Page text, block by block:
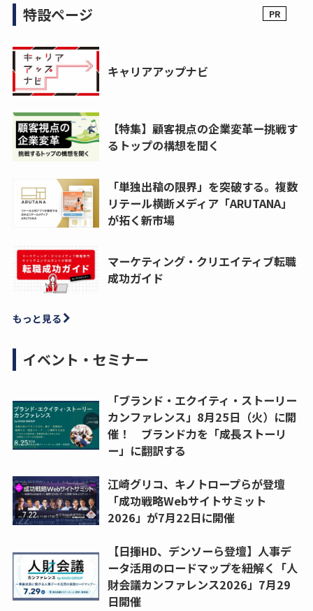
特設ページ
キャリアアップナビ
【特集】顧客視点の企業変革ー挑戦す
るトップの構想を聞く
「単独出稿の限界」を突破する。複数
リテール横断メディア「ARUTANA」
が拓く新市場
マーケティング・クリエイティブ転職
成功ガイド
もっと見る
イベント・セミナー
「ブランド・エクイティ・ストーリー
カンファレンス」8月25日（火）に開
催！ ブランド力を「成長ストーリ
ー」に翻訳する
江崎グリコ、キノトロープらが登壇
「成功戦略Webサイトサミット
2026」が7月22日に開催
【日揮HD、デンソーら登壇】人事デ
ータ活用のロードマップを紐解く「人
財会議カンファレンス2026」7月29
日開催